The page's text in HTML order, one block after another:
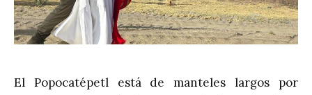
El Popocatépetl está de manteles largos por